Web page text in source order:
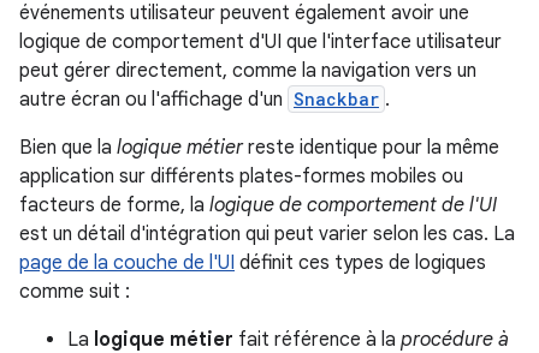
événements utilisateur peuvent également avoir une
logique de comportement d'UI que l'interface utilisateur
peut gérer directement, comme la navigation vers un
autre écran ou l'affichage d'un Snackbar .
Bien que la logique métierreste identique pour la même
application sur différents plates-formes mobiles ou
facteurs de forme, la logique de comportement de l'UI
est un détail d'intégration qui peut varier selon les cas. La
page de la couche de l'UI définit ces types de logiques
comme suit :
La logique métier fait référence à la procédure à